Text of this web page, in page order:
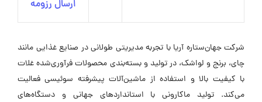
ارسال رزومه
شرکت جهان‌ستاره آریا با تجربه مدیریتی طولانی در صنایع غذایی مانند
چای، برنج و لواشک، در تولید و بسته‌بندی محصولات فرآوری‌شده غلات
با کیفیت بالا و استفاده از ماشین‌آلات پیشرفته سوئیسی فعالیت
می‌کند. تولید ماکارونی با استانداردهای جهانی و دستگاه‌های